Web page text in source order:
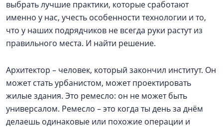
выбрать лучшие практики, которые сработают
именно у нас, учесть особенности технологии и то,
что у наших подрядчиков не всегда руки растут из
правильного места. И найти решение.
Архитектор – человек, который закончил институт. Он
может стать урбанистом, может проектировать
жилые здания. Это ремесло: он не может быть
универсалом. Ремесло – это когда ты день за днём
делаешь одинаковые или похожие операции и